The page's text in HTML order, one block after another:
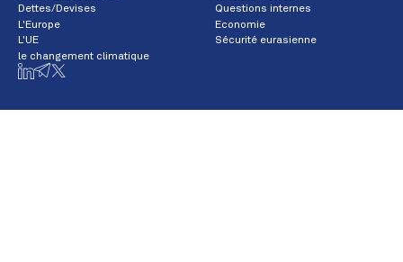
Dettes/Devises
Questions internes
L'Europe
Economie
L'UE
Sécurité eurasienne
le changement climatique